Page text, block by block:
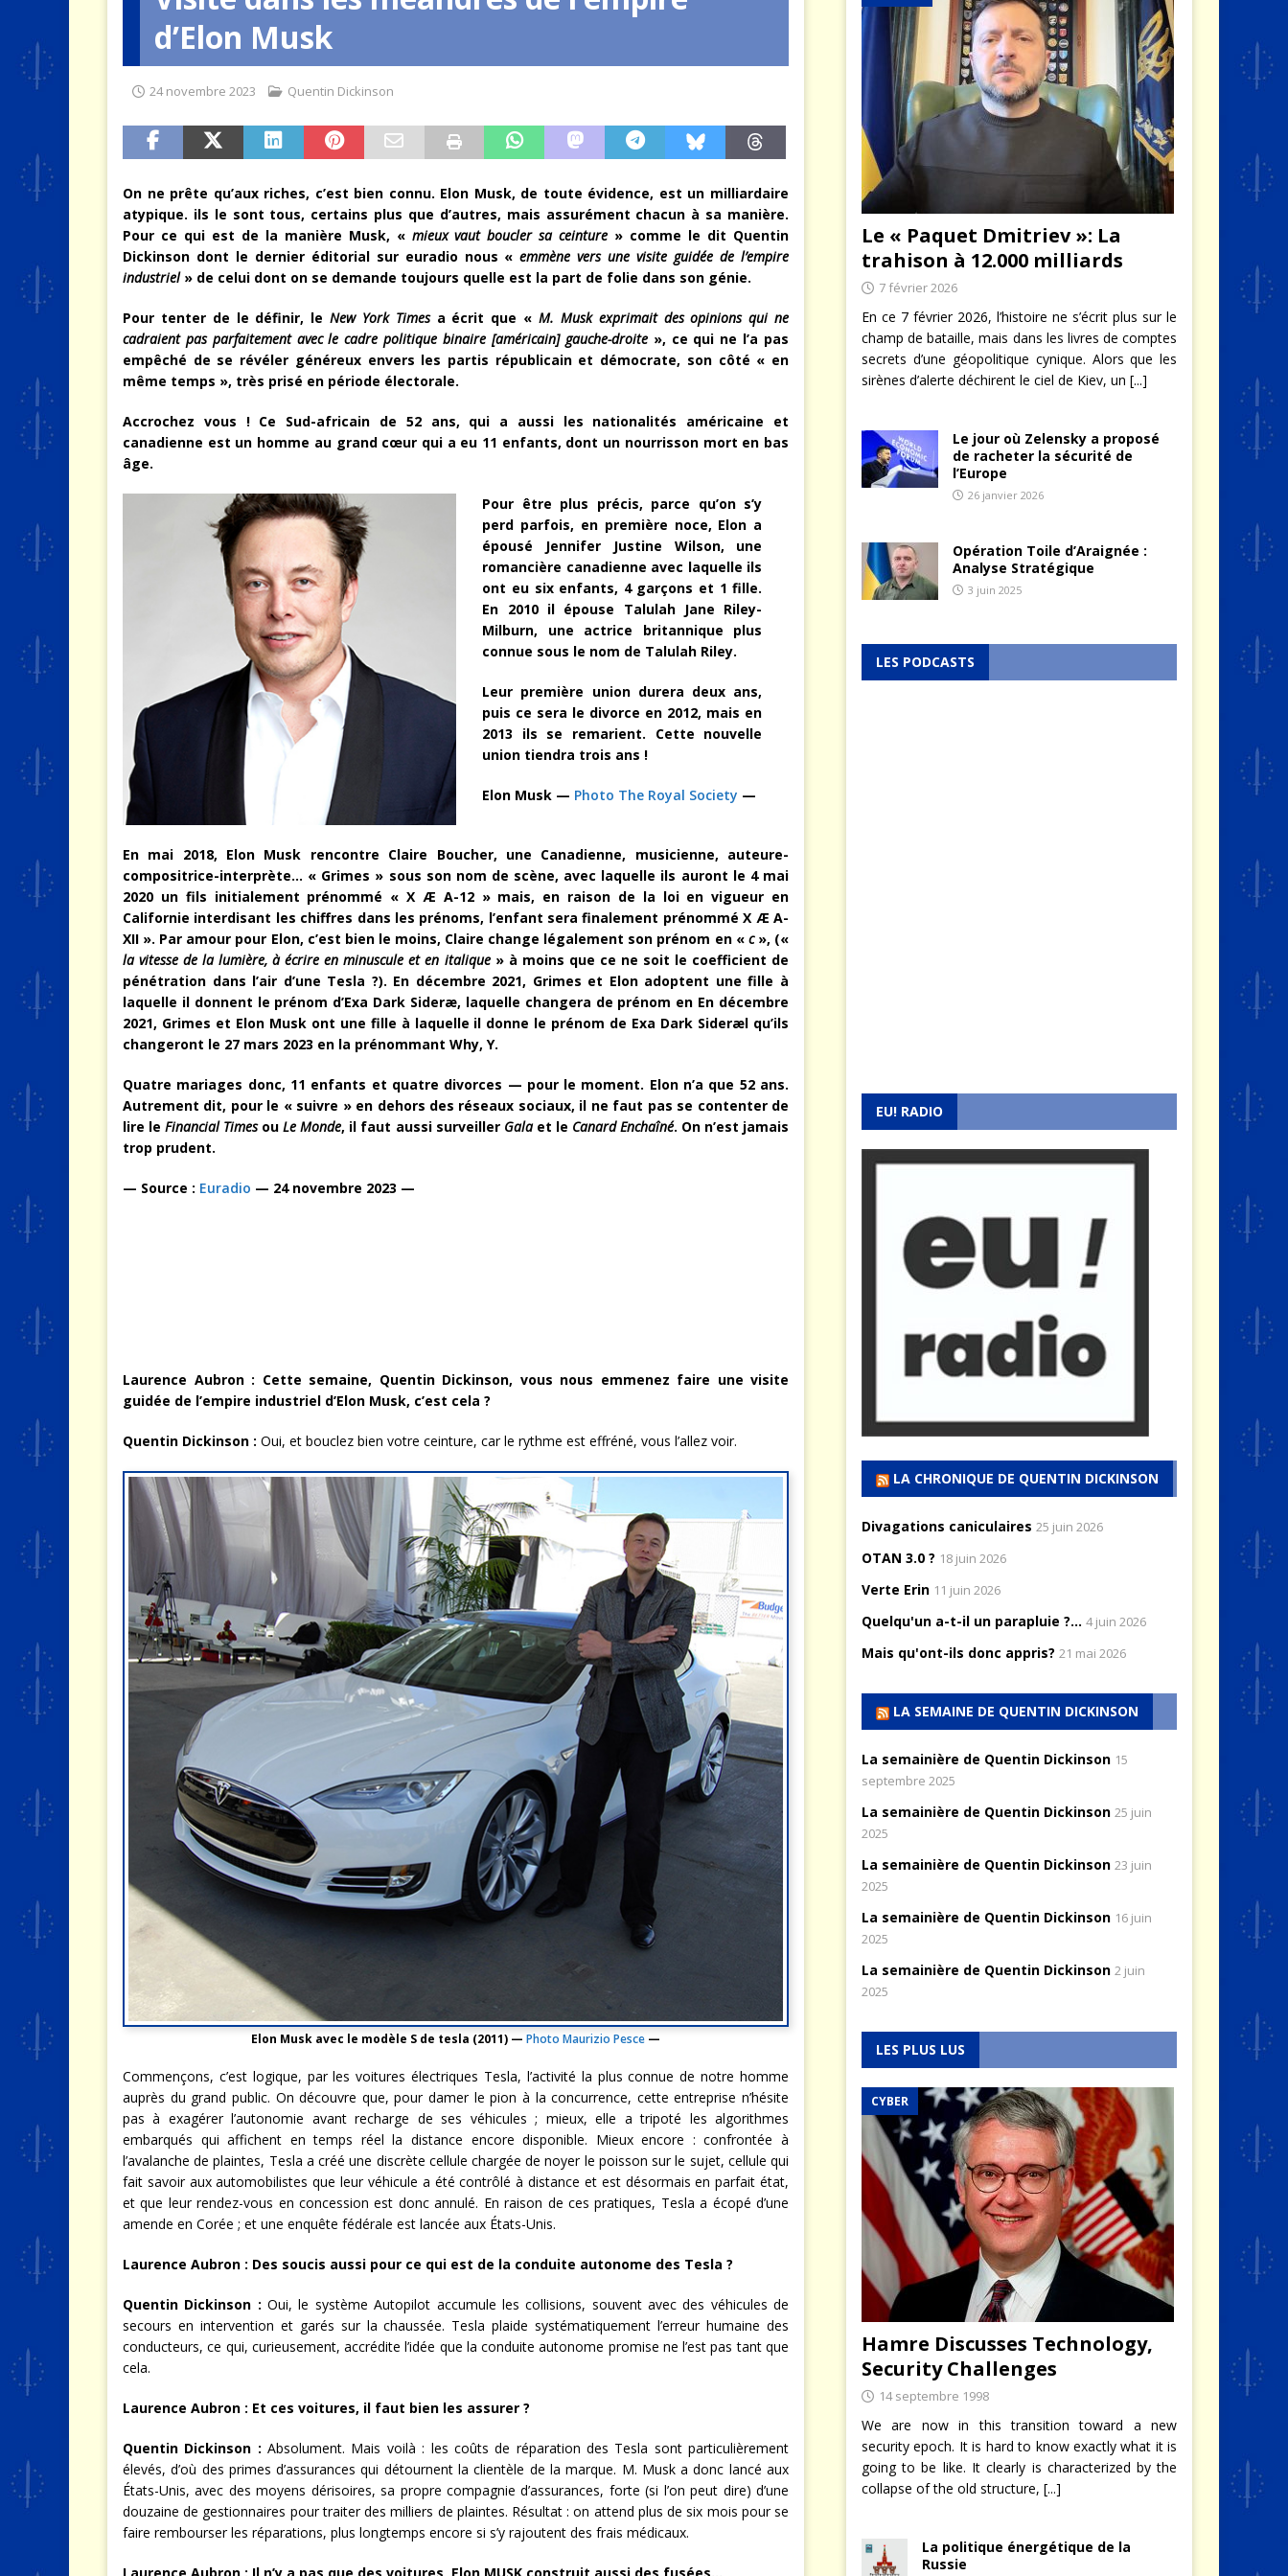
[ 9 août 2026 ]
d’Elon Musk
24 novembre 2023 Quentin Dickinson
On ne prête qu’aux riches, c’est bien connu. Elon Musk, de toute évidence, est un milliardaire
atypique. ils le sont tous, certains plus que d’autres, mais assurément chacun à sa manière.
Pour ce qui est de la manière Musk, « mieux vaut boucler sa ceinture » comme le dit Quentin
Dickinson dont le dernier éditorial sur euradio nous «emmène vers une visite guidée de l’empire
industriel» de celui dont on se demande toujours quelle est la part de folie dans son génie.
Pour tenter de le définir, leNew York Times a écrit que « M. Musk exprimait des opinions qui ne
cadraient pas parfaitement avec le cadre politique binaire [américain] gauche-droite », ce qui ne l’a pas
empêché de se révéler généreux envers les partis républicain et démocrate, son côté « en
même temps », très prisé en période électorale.
Accrochez vous ! Ce Sud-africain de 52 ans, qui a aussi les nationalités américaine et
canadienne est un homme au grand cœur qui a eu 11 enfants, dont un nourrisson mort en bas
âge.
Pour être plus précis, parce qu’on s’y
perd parfois, en première noce, Elon a
épousé Jennifer Justine Wilson, une
romancière canadienne avec laquelle ils
ont eu six enfants, 4 garçons et 1 fille.
En 2010 il épouse Talulah Jane Riley-
Milburn, une actrice britannique plus
connue sous le nom de Talulah Riley.
Leur première union durera deux ans,
puis ce sera le divorce en 2012, mais en
2013 ils se remarient. Cette nouvelle
union tiendra trois ans !
Elon Musk — Photo The Royal Society —
En mai 2018, Elon Musk rencontre Claire Boucher, une Canadienne, musicienne, auteure-
compositrice-interprète… « Grimes » sous son nom de scène, avec laquelle ils auront le 4 mai
2020 un fils initialement prénommé « X Æ A-12 » mais, en raison de la loi en vigueur en
Californie interdisant les chiffres dans les prénoms, l’enfant sera finalement prénommé X Æ A-
XII ». Par amour pour Elon, c’est bien le moins, Claire change légalement son prénom en « c», («
la vitesse de la lumière, à écrire en minuscule et en italique» à moins que ce ne soit le coefficient de
pénétration dans l’air d’une Tesla ?). En décembre 2021, Grimes et Elon adoptent une fille à
laquelle il donnent le prénom d’Exa Dark Sideræ, laquelle changera de prénom en En décembre
2021, Grimes et Elon Musk ont une fille à laquelle il donne le prénom de Exa Dark Sideræl qu’ils
changeront le 27 mars 2023 en la prénommant Why, Y.
Quatre mariages donc, 11 enfants et quatre divorces — pour le moment. Elon n’a que 52 ans.
Autrement dit, pour le « suivre » en dehors des réseaux sociaux, il ne faut pas se contenter de
lire leFinancial TimesouLe Monde, il faut aussi surveiller Galaet le Canard Enchaîné. On n’est jamais
trop prudent.
— Source : Euradio — 24 novembre 2023 —
Laurence Aubron : Cette semaine, Quentin Dickinson, vous nous emmenez faire une visite
guidée de l’empire industriel d’Elon Musk, c’est cela ?
Quentin Dickinson : Oui, et bouclez bien votre ceinture, car le rythme est effréné, vous l’allez voir.
Elon Musk avec le modèle S de tesla (2011) —Photo Maurizio Pesce —
Commençons, c’est logique, par les voitures électriques Tesla, l’activité la plus connue de notre homme
auprès du grand public. On découvre que, pour damer le pion à la concurrence, cette entreprise n’hésite
pas à exagérer l’autonomie avant recharge de ses véhicules ; mieux, elle a tripoté les algorithmes
embarqués qui affichent en temps réel la distance encore disponible. Mieux encore : confrontée à
l’avalanche de plaintes, Tesla a créé une discrète cellule chargée de noyer le poisson sur le sujet, cellule qui
fait savoir aux automobilistes que leur véhicule a été contrôlé à distance et est désormais en parfait état,
et que leur rendez-vous en concession est donc annulé. En raison de ces pratiques, Tesla a écopé d’une
amende en Corée ; et une enquête fédérale est lancée aux États-Unis.
Laurence Aubron : Des soucis aussi pour ce qui est de la conduite autonome des Tesla ?
Quentin Dickinson : Oui, le système Autopilot accumule les collisions, souvent avec des véhicules de
secours en intervention et garés sur la chaussée. Tesla plaide systématiquement l’erreur humaine des
conducteurs, ce qui, curieusement, accrédite l’idée que la conduite autonome promise ne l’est pas tant que
cela.
Laurence Aubron : Et ces voitures, il faut bien les assurer ?
Quentin Dickinson : Absolument. Mais voilà : les coûts de réparation des Tesla sont particulièrement
élevés, d’où des primes d’assurances qui détournent la clientèle de la marque. M. Musk a donc lancé aux
États-Unis, avec des moyens dérisoires, sa propre compagnie d’assurances, forte (si l’on peut dire) d’une
douzaine de gestionnaires pour traiter des milliers de plaintes. Résultat : on attend plus de six mois pour se
faire rembourser les réparations, plus longtemps encore si s’y rajoutent des frais médicaux.
Laurence Aubron : Il n’y a pas que des voitures, Elon MUSK construit aussi des fusées…
Le « Paquet Dmitriev »: La
trahison à 12.000 milliards
7 février 2026
En ce 7 février 2026, l’histoire ne s’écrit plus sur le
champ de bataille, mais dans les livres de comptes
secrets d’une géopolitique cynique. Alors que les
sirènes d’alerte déchirent le ciel de Kiev, un [...]
Le jour où Zelensky a proposé
de racheter la sécurité de
l’Europe
26 janvier 2026
Opération Toile d’Araignée :
Analyse Stratégique
3 juin 2025
LES PODCASTS
EU! RADIO
LA CHRONIQUE DE QUENTIN DICKINSON
Divagations caniculaires 25 juin 2026
OTAN 3.0 ? 18 juin 2026
Verte Erin 11 juin 2026
Quelqu'un a-t-il un parapluie ?... 4 juin 2026
Mais qu'ont-ils donc appris? 21 mai 2026
LA SEMAINE DE QUENTIN DICKINSON
La semainière de Quentin Dickinson 15
septembre 2025
La semainière de Quentin Dickinson 25 juin
2025
La semainière de Quentin Dickinson 23 juin
2025
La semainière de Quentin Dickinson 16 juin
2025
La semainière de Quentin Dickinson 2 juin
2025
LES PLUS LUS
CYBER
Hamre Discusses Technology,
Security Challenges
14 septembre 1998
We are now in this transition toward a new
security epoch. It is hard to know exactly what it is
going to be like. It clearly is characterized by the
collapse of the old structure, [...]
La politique énergétique de la
Russie